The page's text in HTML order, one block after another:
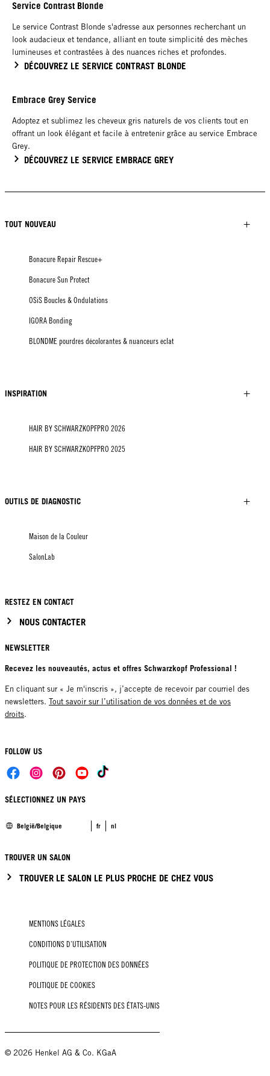
Service Contrast Blonde
Le service Contrast Blonde s'adresse aux personnes recherchant un
look audacieux et tendance, alliant en toute simplicité des mèches
lumineuses et contrastées à des nuances riches et profondes.
DÉCOUVREZ LE SERVICE CONTRAST BLONDE
Embrace Grey Service
Adoptez et sublimez les cheveux gris naturels de vos clients tout en
offrant un look élégant et facile à entretenir grâce au service Embrace
Grey.
DÉCOUVREZ LE SERVICE EMBRACE GREY
TOUT NOUVEAU
Bonacure Repair Rescue+
Bonacure Sun Protect
OSiS Boucles & Ondulations
IGORA Bonding
BLONDME pourdres décolorantes & nuanceurs eclat
INSPIRATION
HAIR BY SCHWARZKOPFPRO 2026
HAIR BY SCHWARZKOPFPRO 2025
OUTILS DE DIAGNOSTIC
Maison de la Couleur
SalonLab
RESTEZ EN CONTACT
NOUS CONTACTER
NEWSLETTER
Recevez les nouveautés, actus et offres Schwarzkopf Professional !
En cliquant sur « Je m'inscris », j’accepte de recevoir par courriel des
newsletters. Tout savoir sur l’utilisation de vos données et de vos
droits.
FOLLOW US
SÉLECTIONNEZ UN PAYS
België/Belgique fr nl
TROUVER UN SALON
TROUVER LE SALON LE PLUS PROCHE DE CHEZ VOUS
MENTIONS LÉGALES
CONDITIONS D’UTILISATION
POLITIQUE DE PROTECTION DES DONNÉES
POLITIQUE DE COOKIES
NOTES POUR LES RÉSIDENTS DES ÉTATS-UNIS
© 2026 Henkel AG & Co. KGaA